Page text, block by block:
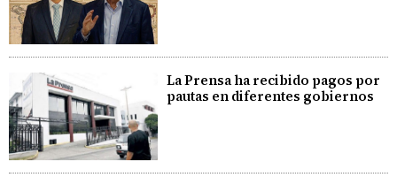
La Prensa ha recibido pagos por
pautas en diferentes gobiernos